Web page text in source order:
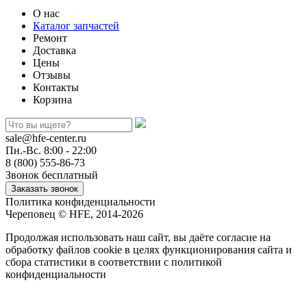
О нас
Каталог запчастей
Ремонт
Доставка
Цены
Отзывы
Контакты
Корзина
sale@hfe-center.ru
Пн.-Вс. 8:00 - 22:00
8 (800) 555-86-73
Звонок бесплатный
Политика конфиденциальности
Череповец © HFE, 2014-2026
Продолжая использовать наш сайт, вы даёте согласие на
обработку файлов cookie в целях функционирования сайта и
сбора статистики в соответствии с политикой
конфиденциальности